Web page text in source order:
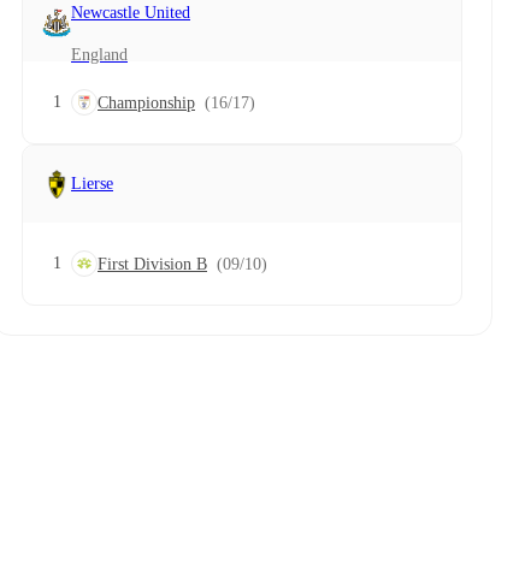
Newcastle United
England
1 Championship (16/17)
Lierse
1 First Division B (09/10)